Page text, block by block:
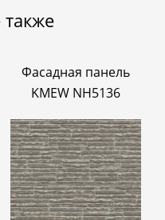
Фасадная панель
KMEW NH5136